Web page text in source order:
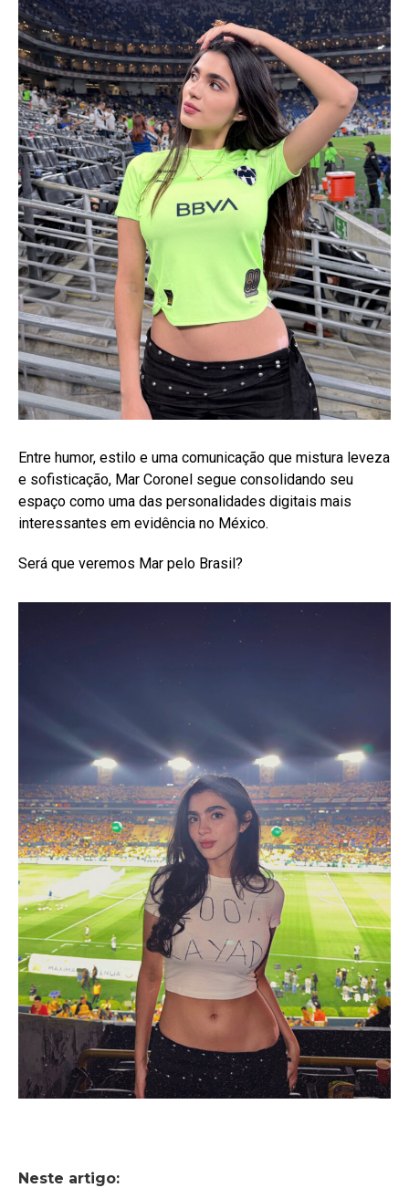
Entre humor, estilo e uma comunicação que mistura leveza
e sofisticação, Mar Coronel segue consolidando seu
espaço como uma das personalidades digitais mais
interessantes em evidência no México.
Será que veremos Mar pelo Brasil?
Neste artigo: